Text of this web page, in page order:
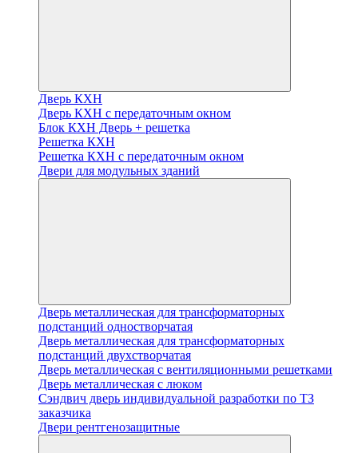
Дверь КХН
Дверь КХН с передаточным окном
Блок КХН Дверь + решетка
Решетка КХН
Решетка КХН с передаточным окном
Двери для модульных зданий
Дверь металлическая для трансформаторных
подстанций одностворчатая
Дверь металлическая для трансформаторных
подстанций двухстворчатая
Дверь металлическая с вентиляционными решетками
Дверь металлическая с люком
Cэндвич дверь индивидуальной разработки по ТЗ
заказчика
Двери рентгенозащитные